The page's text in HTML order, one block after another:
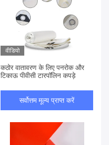
वीडियो
कठोर वातावरण के लिए पनरोक और
टिकाऊ पीवीसी टारपॉलिन कपड़े
सर्वोत्तम मूल्य प्राप्त करें